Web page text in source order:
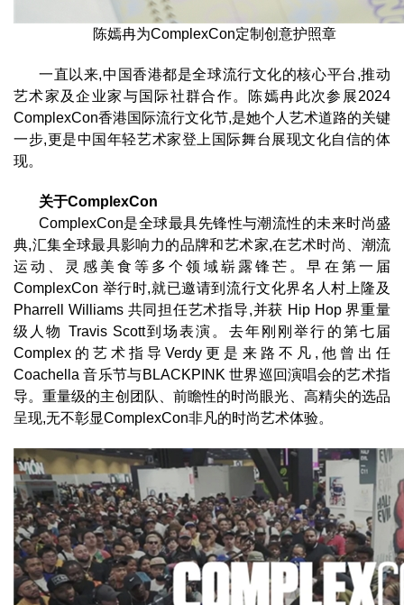
陈嫣冉为ComplexCon定制创意护照章
一直以来,中国香港都是全球流行文化的核心平台,推动
艺术家及企业家与国际社群合作。陈嫣冉此次参展2024
ComplexCon香港国际流行文化节,是她个人艺术道路的关键
一步,更是中国年轻艺术家登上国际舞台展现文化自信的体
现。
关于ComplexCon
ComplexCon是全球最具先锋性与潮流性的未来时尚盛
典,汇集全球最具影响力的品牌和艺术家,在艺术时尚、潮流
运动、灵感美食等多个领域崭露锋芒。早在第一届
ComplexCon 举行时,就已邀请到流行文化界名人村上隆及
Pharrell Williams 共同担任艺术指导,并获 Hip Hop 界重量
级人物 Travis Scott到场表演。去年刚刚举行的第七届
Complex的艺术指导Verdy更是来路不凡,他曾出任
Coachella 音乐节与BLACKPINK 世界巡回演唱会的艺术指
导。重量级的主创团队、前瞻性的时尚眼光、高精尖的选品
呈现,无不彰显ComplexCon非凡的时尚艺术体验。